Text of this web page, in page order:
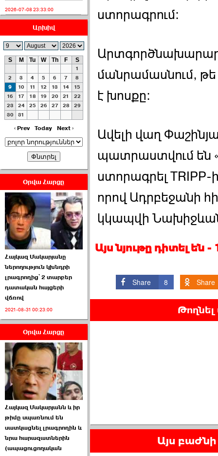
2026-07-08 23:33:00
ՀԱՅԱՊԱՀՊԱՆՈՒԹԻՒՆ՝
ՀԱՒԱՏՔԻ ԵՒ
ԿՐԹՈՒԹԵԱՆ
ՃԱՆԱՊԱՐՀՈՎ ›››
2026-07-06 06:50:00
Ամենաշատը էսօրվանից
էի վախենում.Նիկոլայ
Եղիազարյան ›››
2026-07-05 23:19:00
ՏԵՍԱՆՅՈՒԹ․ Ի՞նչ
իրավիճակ է այս ›››
2026-07-04 10:40:00
Սահմանադրական
դատարանը մերժեց ›››
2026-07-02 00:39:00
Արխիվ
S M Tu W Th F S
1
2
3 4 5 6 7
8
9
10 11 12 13 14
15
16
17 18 19 20 21
22
23
24 25 26 27 28
29
30
31
‹ Prev Today Next ›
Օրվա Հարցը
Հայկազ Մակարյանը
ներողություն կխնդրի
լրագրողից՝ 2 տարբեր
դատական հայցերի
վճռով
2021-08-31 00:23:00
Օրվա Հարցը
Հայկազ Մակարյանն և իր
թիմը սպառնում են
սատկացնել լրագրողին և
նրա հարազատներին
(ապացուցողական
ստորագրում:
մանրամասնում,
է խոսքը:
Ավելի վաղ
պատրաստվում են
ստորագրել
որով Ադրբեջանի
կկապվի
Այս նյութը դիտել են
Share 8 Share
Թողնել
Այս բաժնի